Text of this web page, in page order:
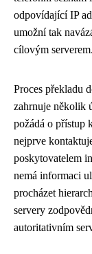
odpovídající IP
umožní tak
cílovým serverem.
Proces překladu
zahrnuje několik
požádá o přístup
nejprve
poskytovatelem
nemá informaci
procházet
servery
autoritativním